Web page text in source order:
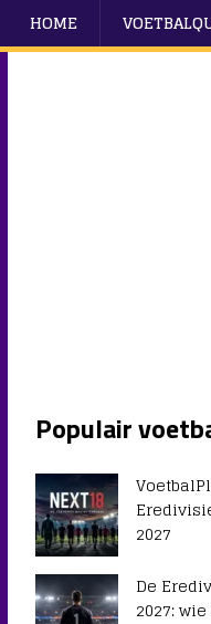
HOME
Populair
2027
De
2027: